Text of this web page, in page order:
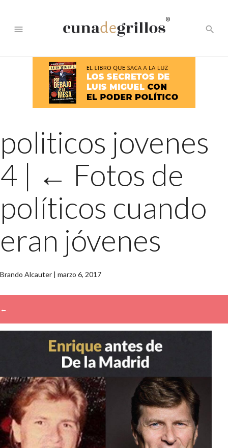
menu
®
search
politicos jovenes
4 | ← Fotos de
políticos cuando
eran jóvenes
Brando Alcauter | marzo 6, 2017
←